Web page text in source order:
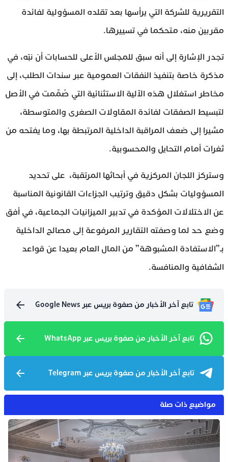
التقريرية للشركة التي يرأسها بعد تقلده المسؤولية لفائدة
مقربين منه، متحكما في تسييرها.
تجدر الإشارة إلى أنه سبق للمجلس الأعلى للحسابات أن نبّه، في
مذكرة خاصة بتنفيذ النفقات العمومية عبر سندات الطلب، إلى
مخاطر استغلال هذه الآلية الاستثنائية التي صُمِّمت في الأصل
لتبسيط الصفقات لفائدة المقاولات الصغرى والمتوسطة،
مشيرا إلى ضعف المراقبة الداخلية المرتبطة بها، وما يفتحه من
ثغرات أمام التحايل والمحسوبية.
وستركز اللجان المركزية في أبحاثها المرتقبة، على تحديد
المسؤوليات بشكل دقيق وترتيب الجزاءات القانونية المناسبة
عن الاختلالات المؤكدة في تدبير الميزانيات الجماعية، في أفق
وضع حد لما وصفته التقارير المرفوعة إلى مصالح الداخلية
بـ”الاستفادة المشبوهة” من المال العام بعيدا عن قواعد
الشفافية والمنافسة.
تابع آخر الأخبار من صفوة بريس عبر Google News
تابع آخر الأخبار من صفوة بريس عبر WhatsApp
تابع آخر الأخبار من صفوة بريس عبر Telegram
مواضيع ذات صلة